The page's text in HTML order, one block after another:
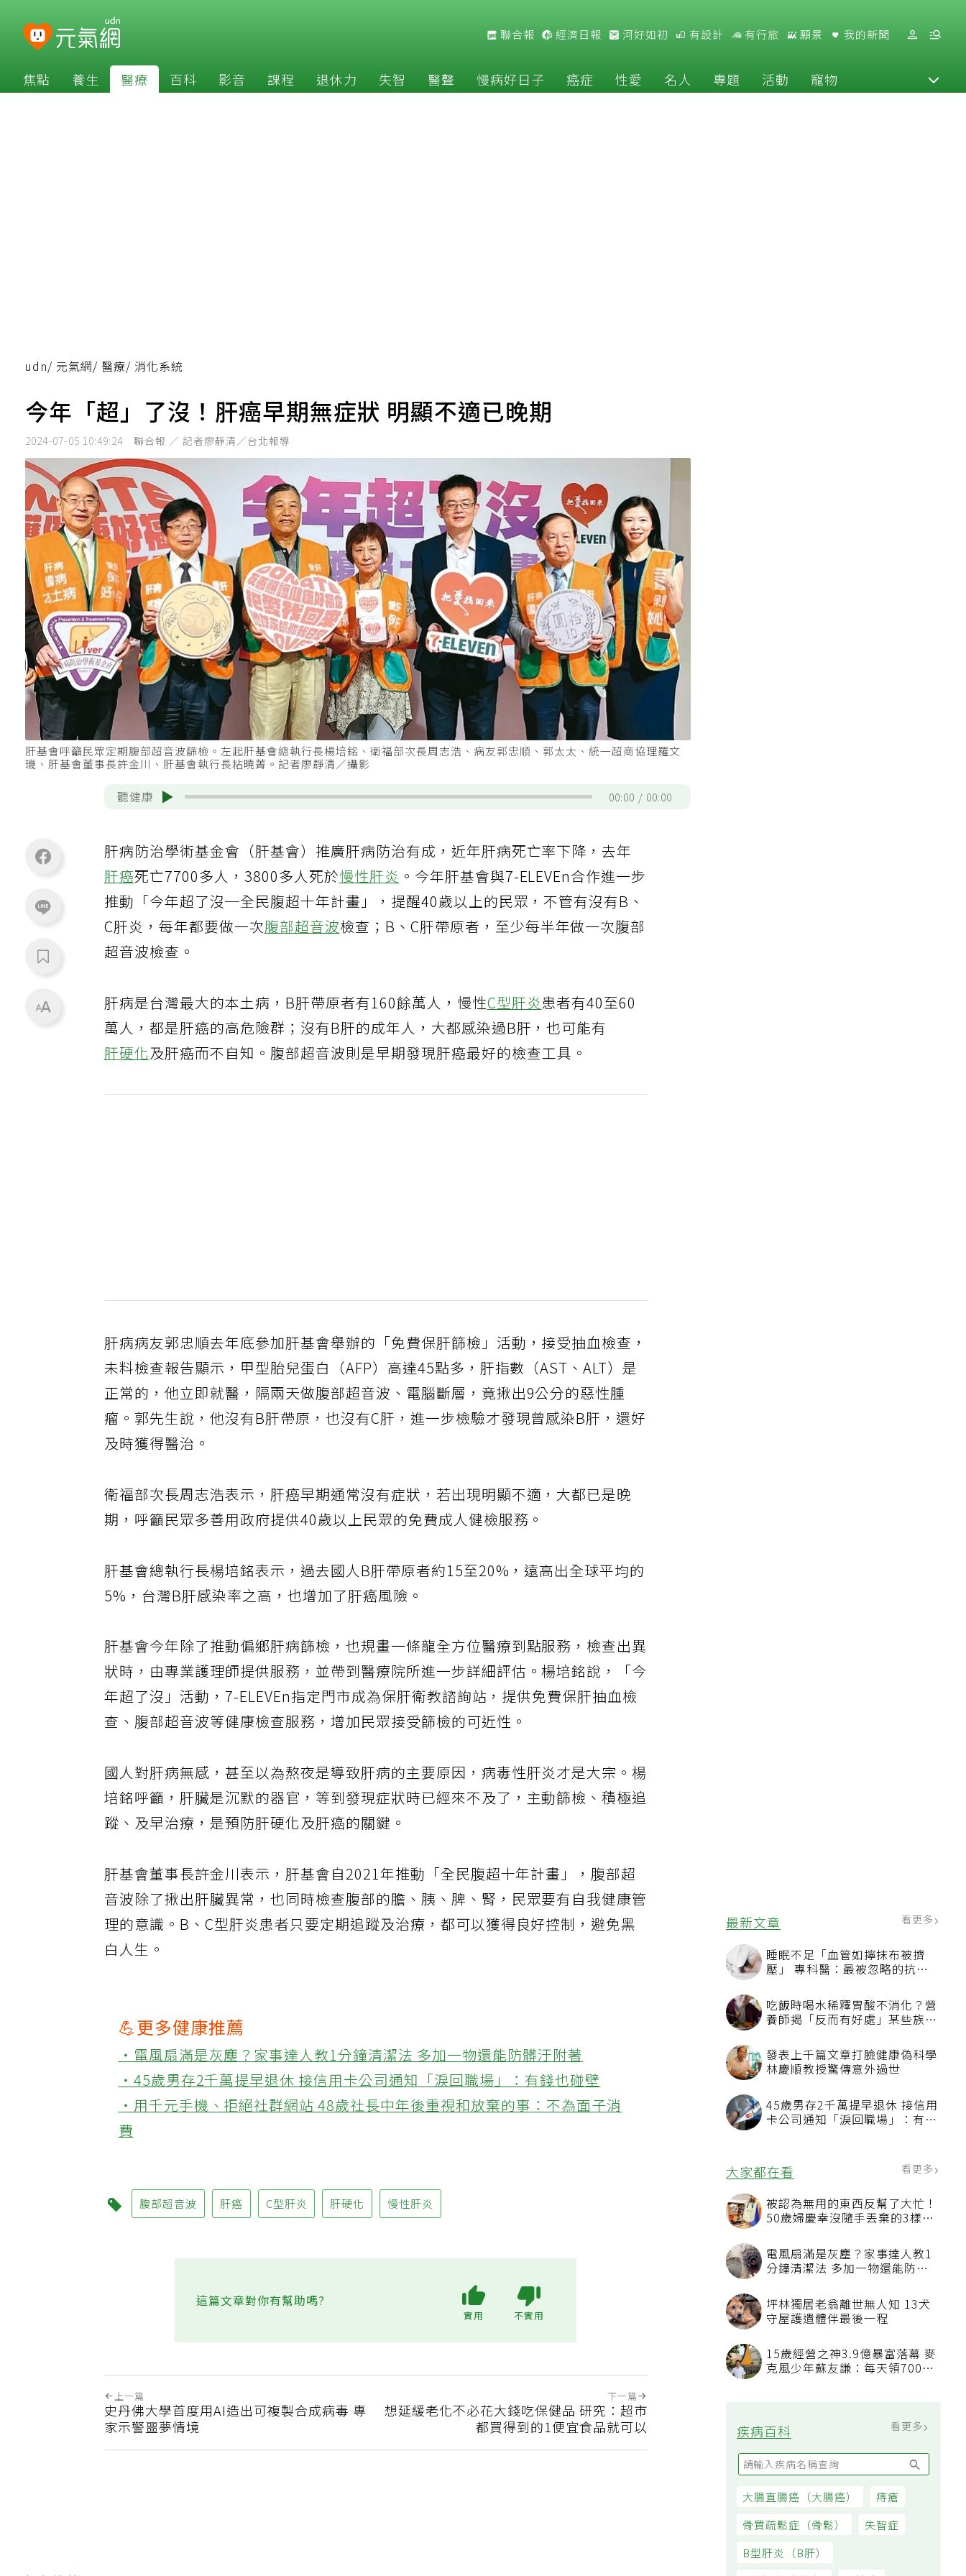
聯合報 經濟日報 河好如初 有設計 有行旅 願景 我的新聞
焦點 養生 醫療 百科 影音 課程 退休力 失智 醫聲 慢病好日子 癌症 性愛 名人 專題 活動 寵物
最新文章 看更多
睡眠不足「血管如擰抹布被擠
壓」 專科醫：最被忽略的抗老
吃飯時喝水稀釋胃酸不消化？營
養師揭「反而有好處」某些族群
發表上千篇文章打臉健康偽科學
林慶順教授驚傳意外過世
45歲男存2千萬提早退休 接信用
卡公司通知「淚回職場」：有錢
大家都在看
被認為無用的東西反幫了大忙！
50歲婦慶幸沒隨手丟棄的3樣物
電風扇滿是灰塵？家事達人教1
坪林獨居老翁離世無人知 13犬
守屋護遺體伴最後一程
15歲經營之神3.9億暴富落幕 麥
疾病百科
udn/ 元氣網/ 醫療/ 消化系統
今年「超」了沒！肝癌早期無症狀 明顯不適已晚期
2024-07-05 10:49:24 聯合報 ／ 記者廖靜清／台北報導
肝基會呼籲民眾定期腹部超音波篩檢。左起肝基會總執行長楊培銘、衛福部次長周志浩、病友郭忠順、郭太太、統一超商協理羅文
璣、肝基會董事長許金川、肝基會執行長粘曉菁。記者廖靜清／攝影
聽健康 00:00 / 00:00
肝病防治學術基金會（肝基會）推廣肝病防治有成，近年肝病死亡率下降，去年
肝癌死亡7700多人，3800多人死於慢性肝炎 。今年肝基會與7-ELEVEn合作進一步
推動「今年超了沒─全民腹超十年計畫」，提醒40歲以上的民眾，不管有沒有B、
C肝炎，每年都要做一次腹部超音波檢查；B、C肝帶原者，至少每半年做一次腹部
超音波檢查。
肝病是台灣最大的本土病，B肝帶原者有160餘萬人，慢性C型肝炎患者有40至60
萬人，都是肝癌的高危險群；沒有B肝的成年人，大都感染過B肝，也可能有
肝硬化及肝癌而不自知。腹部超音波則是早期發現肝癌最好的檢查工具。
肝病病友郭忠順去年底參加肝基會舉辦的「免費保肝篩檢」活動，接受抽血檢查，
未料檢查報告顯示，甲型胎兒蛋白（AFP）高達45點多，肝指數（AST、ALT）是
正常的，他立即就醫，隔兩天做腹部超音波、電腦斷層，竟揪出9公分的惡性腫
瘤。郭先生說，他沒有B肝帶原，也沒有C肝，進一步檢驗才發現曾感染B肝，還好
及時獲得醫治。
衛福部次長周志浩表示，肝癌早期通常沒有症狀，若出現明顯不適，大都已是晚
期，呼籲民眾多善用政府提供40歲以上民眾的免費成人健檢服務。
肝基會總執行長楊培銘表示，過去國人B肝帶原者約15至20%，遠高出全球平均的
5%，台灣B肝感染率之高，也增加了肝癌風險。
肝基會今年除了推動偏鄉肝病篩檢，也規畫一條龍全方位醫療到點服務，檢查出異
狀時，由專業護理師提供服務，並帶到醫療院所進一步詳細評估。楊培銘說，「今
年超了沒」活動，7-ELEVEn指定門市成為保肝衛教諮詢站，提供免費保肝抽血檢
查、腹部超音波等健康檢查服務，增加民眾接受篩檢的可近性。
國人對肝病無感，甚至以為熬夜是導致肝病的主要原因，病毒性肝炎才是大宗。楊
培銘呼籲，肝臟是沉默的器官，等到發現症狀時已經來不及了，主動篩檢、積極追
蹤、及早治療，是預防肝硬化及肝癌的關鍵。
肝基會董事長許金川表示，肝基會自2021年推動「全民腹超十年計畫」，腹部超
音波除了揪出肝臟異常，也同時檢查腹部的膽、胰、脾、腎，民眾要有自我健康管
理的意識。B、C型肝炎患者只要定期追蹤及治療，都可以獲得良好控制，避免黑
白人生。
💪更多健康推薦
‧電風扇滿是灰塵？家事達人教1分鐘清潔法 多加一物還能防髒汙附著
‧45歲男存2千萬提早退休 接信用卡公司通知「淚回職場」：有錢也碰壁
‧用千元手機、拒絕社群網站 48歲社長中年後重視和放棄的事：不為面子消
費
腹部超音波 肝癌 C型肝炎 肝硬化 慢性肝炎
這篇文章對你有幫助嗎?
上一篇
史丹佛大學首度用AI造出可複製合成病毒 專
家示警噩夢情境
下一篇
想延緩老化不必花大錢吃保健品 研究：超市
都買得到的1便宜食品就可以